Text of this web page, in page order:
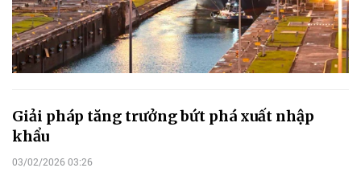
Giải pháp tăng trưởng bứt phá xuất nhập
khẩu
03/02/2026 03:26